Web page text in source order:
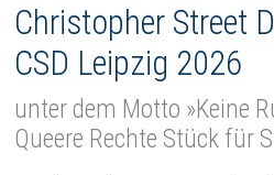
Christopher Street
CSD Leipzig 2026
unter dem Motto »Keine
Queere Rechte Stück für